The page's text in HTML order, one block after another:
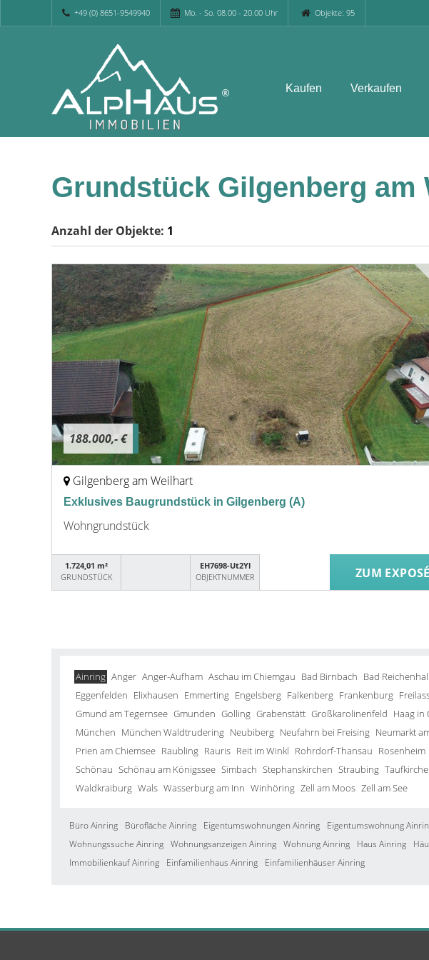
+49 (0) 8651-9549940 Mo. - So. 08.00 - 20.00 Uhr Objekte: 95
Kaufen Verkaufen
Grundstück Gilgenberg am
Anzahl der Objekte: 1
188.000,- €
Gilgenberg am Weilhart
Exklusives Baugrundstück in Gilgenberg (A)
Wohngrundstück
1.724,01 m²
GRUNDSTÜCK
EH7698-Ut2Yl
OBJEKTNUMMER
ZUM EXPOSÉ
Ainring Anger Anger-Aufham Aschau im Chiemgau Bad Birnbach Bad Reichenhall
Eggenfelden Elixhausen Emmerting Engelsberg Falkenberg Frankenburg
Gmund am Tegernsee Gmunden Golling Grabenstätt Großkarolinenfeld Haag in
München München Waldtrudering Neubiberg Neufahrn bei Freising Neumarkt
Prien am Chiemsee Raubling Rauris Reit im Winkl Rohrdorf-Thansau Rosenheim
Schönau Schönau am Königssee Simbach Stephanskirchen Straubing
Waldkraiburg Wals Wasserburg am Inn Winhöring Zell am Moos Zell am See
Büro Ainring Bürofläche Ainring Eigentumswohnungen Ainring Eigentumswohnung
Wohnungssuche Ainring Wohnungsanzeigen Ainring Wohnung Ainring Haus Ainring
Immobilienkauf Ainring
Einfamilienhaus Ainring Einfamilienhäuser Ainring